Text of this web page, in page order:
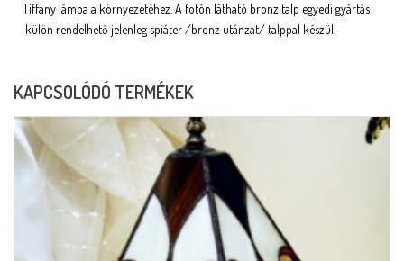
Tiffany lámpa a környezetéhez. A fotón látható bronz talp egyedi gyártás
külön rendelhető jelenleg spiáter /bronz utánzat/ talppal készül.
KAPCSOLÓDÓ TERMÉKEK